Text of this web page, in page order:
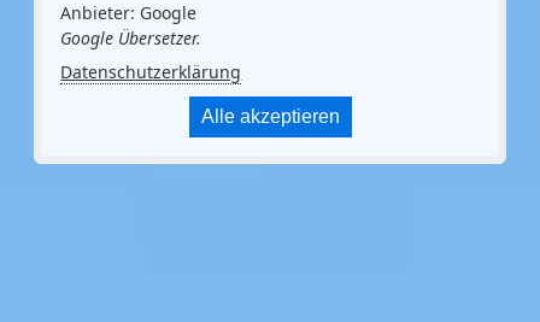
Anbieter: Google
Google Übersetzer.
Datenschutzerklärung
Alle akzeptieren